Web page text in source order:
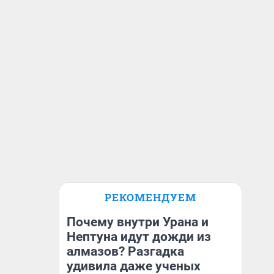
РЕКОМЕНДУЕМ
Почему внутри Урана и
Нептуна идут дожди из
алмазов? Разгадка
удивила даже ученых